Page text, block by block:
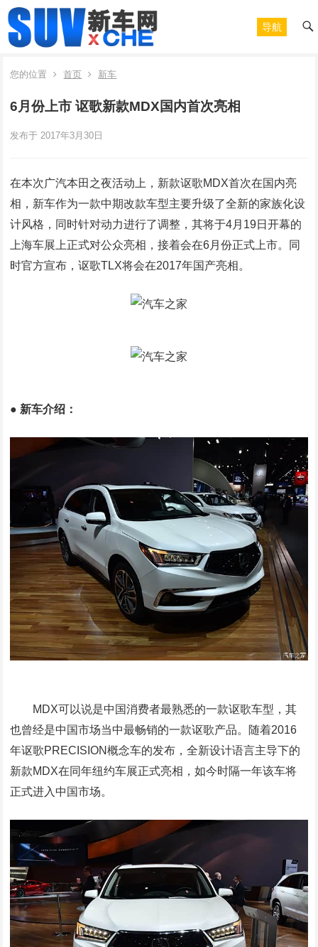
导航
您的位置 首页 新车
6月份上市 讴歌新款MDX国内首次亮相
发布于 2017年3月30日
在本次广汽本田之夜活动上，新款讴歌MDX首次在国内亮
相，新车作为一款中期改款车型主要升级了全新的家族化设
计风格，同时针对动力进行了调整，其将于4月19日开幕的
上海车展上正式对公众亮相，接着会在6月份正式上市。同
时官方宣布，讴歌TLX将会在2017年国产亮相。
● 新车介绍：
MDX可以说是中国消费者最熟悉的一款讴歌车型，其
也曾经是中国市场当中最畅销的一款讴歌产品。随着2016
年讴歌PRECISION概念车的发布，全新设计语言主导下的
新款MDX在同年纽约车展正式亮相，如今时隔一年该车将
正式进入中国市场。